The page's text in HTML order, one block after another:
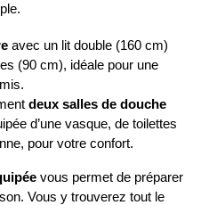
avec un lit double (160 cm)
(90 cm), idéale pour une
deux salles de douche
d’une vasque, de toilettes
pour votre confort.
vous permet de préparer
Vous y trouverez tout le